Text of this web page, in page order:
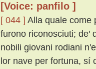
[Voice: panfilo ]
[ 044 ] Alla quale come
furono riconosciuti; de'
nobili giovani rodiani
lor nave per fortuna, sí